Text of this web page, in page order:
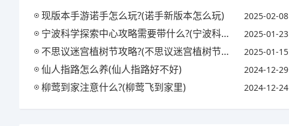
现版本手游诺手怎么玩?(诺手新版本怎么玩) 2025-02-08
宁波科学探索中心攻略需要带什么?(宁波科学探索中心玩多久) 2025-01-23
不思议迷宫植树节攻略?(不思议迷宫植树节限定礼包) 2025-01-15
仙人指路怎么养(仙人指路好不好) 2024-12-29
柳莺到家注意什么?(柳莺飞到家里) 2024-12-24